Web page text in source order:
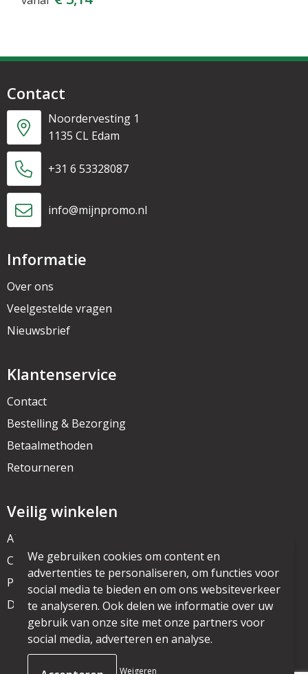
Contact
Noordervesting 1
1135 CL Edam
+31 6 53328087
info@mijnpromo.nl
Informatie
Over ons
Veelgestelde vragen
Nieuwsbrief
Klantenservice
Contact
Bestelling & Bezorging
Betaalmethoden
Retourneren
Veilig winkelen
Algemene voorwaarden
Cookieverklaring
Privacyverklaring
Disclaimer
© Copyright mijnpromo.nl 2025
We gebruiken cookies om content en
advertenties te personaliseren, om functies voor
social media te bieden en om ons websiteverkeer
te analyseren. Ook delen we informatie over uw
gebruik van onze site met onze partners voor
social media, adverteren en analyse.
Weigeren